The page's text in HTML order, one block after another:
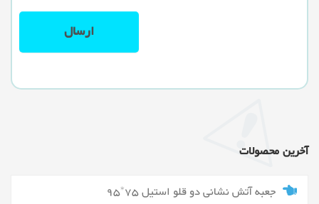
آخرین محصولات
جعبه آتش نشانی دو قلو استیل 75*95